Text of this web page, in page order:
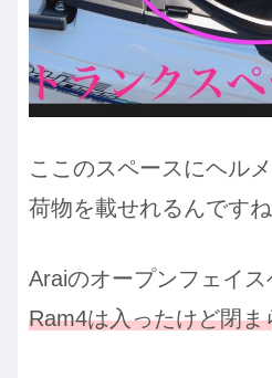
ここのスペースにヘル
荷物を載せれるんですね
Araiのオープンフェイス
Ram4は入ったけど閉ま